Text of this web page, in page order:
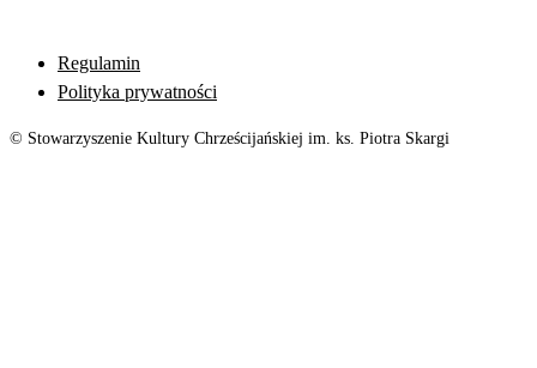
Regulamin
Polityka prywatności
© Stowarzyszenie Kultury Chrześcijańskiej im. ks. Piotra Skargi